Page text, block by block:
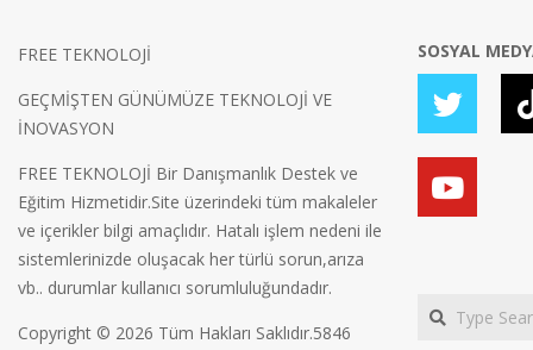
FREE TEKNOLOJİ
GEÇMİŞTEN GÜNÜMÜZE TEKNOLOJİ VE
İNOVASYON
FREE TEKNOLOJİ Bir Danışmanlık Destek ve
Eğitim Hizmetidir.Site üzerindeki tüm makaleler
ve içerikler bilgi amaçlıdır. Hatalı işlem nedeni ile
sistemlerinizde oluşacak her türlü sorun,arıza
vb.. durumlar kullanıcı sorumluluğundadır.
Copyright © 2026 Tüm Hakları Saklıdır.5846
SOSYAL
Search